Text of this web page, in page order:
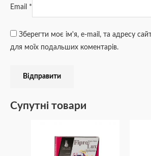
Email *
Зберегти моє ім'я, e-mail, та адресу
для моїх подальших коментарів.
Супутні товари